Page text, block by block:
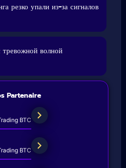
резко упали из-за сигналов
тревожной волной
Partenaire
BTC
BTC